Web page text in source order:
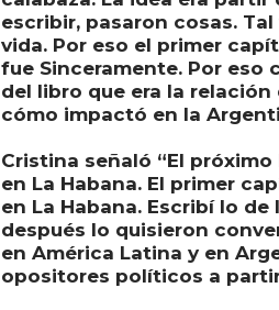
escribir, pasaron cosas.
vida. Por eso el primer
fue Sinceramente. Por
del libro que era la
cómo impactó en la
Cristina señaló “El
en La Habana. El primer
en La Habana. Escribí lo
después lo quisieron
en América Latina y en
opositores políticos a